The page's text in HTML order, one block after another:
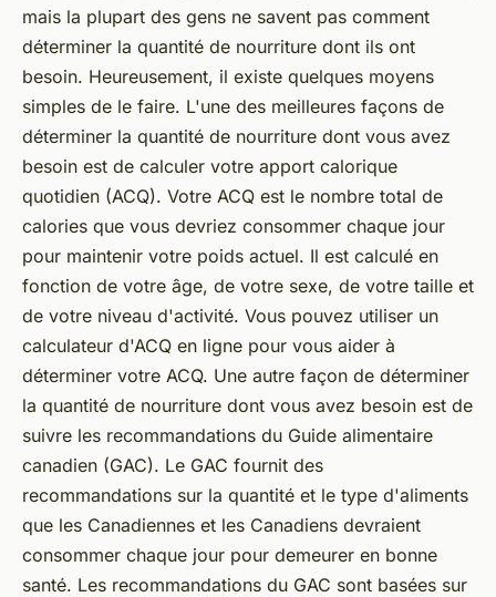
mais la plupart des gens ne savent pas comment
déterminer la quantité de nourriture dont ils ont
besoin. Heureusement, il existe quelques moyens
simples de le faire. L'une des meilleures façons de
déterminer la quantité de nourriture dont vous avez
besoin est de calculer votre apport calorique
quotidien (ACQ). Votre ACQ est le nombre total de
calories que vous devriez consommer chaque jour
pour maintenir votre poids actuel. Il est calculé en
fonction de votre âge, de votre sexe, de votre taille et
de votre niveau d'activité. Vous pouvez utiliser un
calculateur d'ACQ en ligne pour vous aider à
déterminer votre ACQ. Une autre façon de déterminer
la quantité de nourriture dont vous avez besoin est de
suivre les recommandations du Guide alimentaire
canadien (GAC). Le GAC fournit des
recommandations sur la quantité et le type d'aliments
que les Canadiennes et les Canadiens devraient
consommer chaque jour pour demeurer en bonne
santé. Les recommandations du GAC sont basées sur